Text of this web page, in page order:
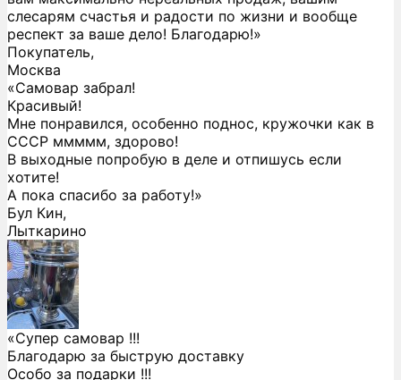
слесарям счастья и радости по жизни и вообще
респект за ваше дело! Благодарю!»
Покупатель,
Москва
«Самовар забрал!
Красивый!
Мне понравился, особенно поднос, кружочки как в
СССР ммммм, здорово!
В выходные попробую в деле и отпишусь если
хотите!
А пока спасибо за работу!»
Бул Кин,
Лыткарино
«Супер самовар !!!
Благодарю за быструю доставку
Особо за подарки !!!